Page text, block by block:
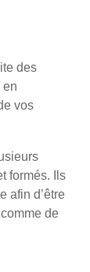
des
en
vos
formés. Ils
afin d’être
de